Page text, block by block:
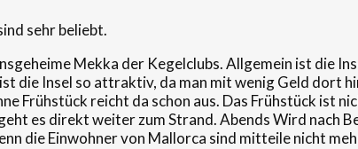
sehr beliebt.
Mekka der Kegelclubs. Allgemein ist die
die Insel so attraktiv, da man mit wenig Geld dort
Frühstück reicht da schon aus. Das Frühstück ist
es direkt weiter zum Strand. Abends Wird nach
die Einwohner von Mallorca sind mitteile nicht